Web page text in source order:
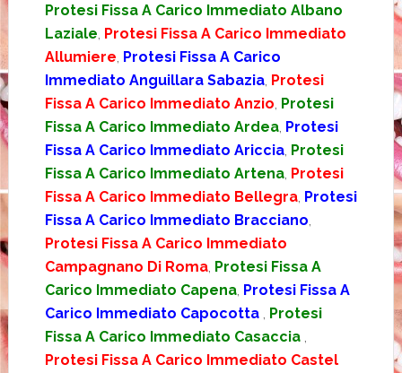
Protesi Fissa A Carico Immediato Albano
Laziale Protesi Fissa A Carico Immediato
Allumiere Protesi Fissa A Carico
Immediato Anguillara Sabazia, Protesi
Fissa A Carico Immediato Anzio Protesi
Fissa A Carico Immediato Ardea, Protesi
Fissa A Carico Immediato Ariccia, Protesi
Fissa A Carico Immediato Artena, Protesi
Fissa A Carico Immediato Bellegra, Protesi
Fissa A Carico Immediato Bracciano
Protesi Fissa A Carico Immediato
Campagnano Di Roma, Protesi Fissa A
Carico Immediato Capena, Protesi Fissa A
Carico Immediato Capocotta
Protesi
Fissa A Carico Immediato Casaccia
Protesi Fissa A Carico Immediato Castel